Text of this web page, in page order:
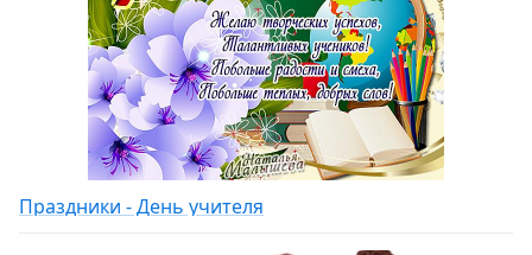
Праздники - День учителя